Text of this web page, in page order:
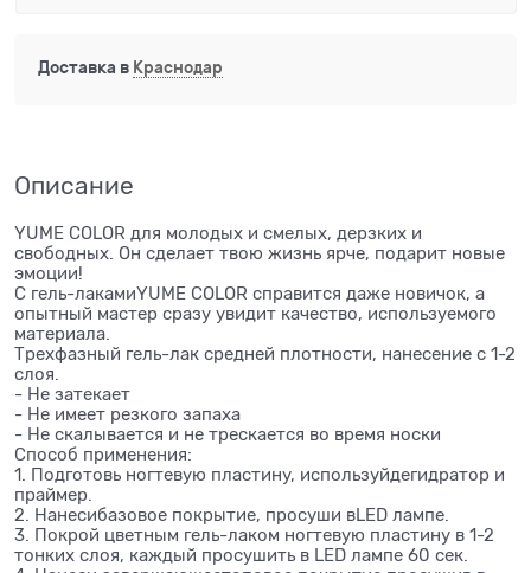
Доставка в Краснодар
Описание
YUME COLOR для молодых и смелых, дерзких и
свободных. Он сделает твою жизнь ярче, подарит новые
эмоции!
С гель-лакамиYUME COLOR справится даже новичок, а
опытный мастер сразу увидит качество, используемого
материала.
Трехфазный гель-лак средней плотности, нанесение с 1-2
слоя.
- Не затекает
- Не имеет резкого запаха
- Не скалывается и не трескается во время носки
Способ применения:
1. Подготовь ногтевую пластину, используйдегидратор и
праймер.
2. Нанесибазовое покрытие, просуши вLED лампе.
3. Покрой цветным гель-лаком ногтевую пластину в 1-2
тонких слоя, каждый просушить в LED лампе 60 сек.